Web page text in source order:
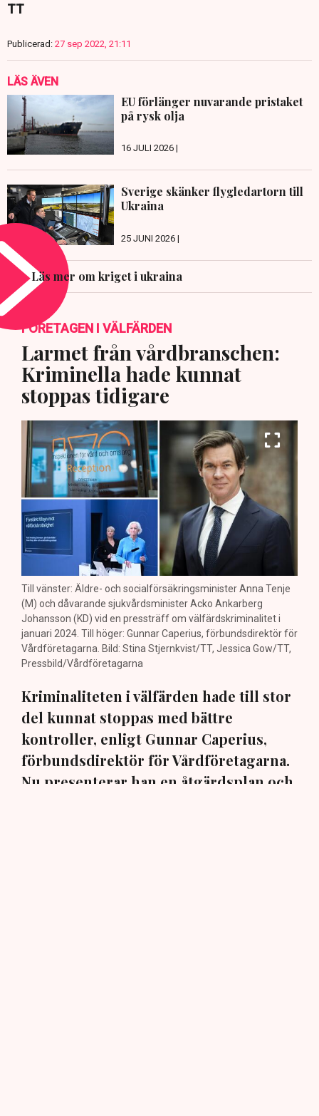
TT
Publicerad: 27 sep 2022, 21:11
LÄS ÄVEN
EU förlänger nuvarande pristaket
på rysk olja
16 JULI 2026 |
Sverige skänker flygledartorn till
Ukraina
25 JUNI 2026 |
Läs mer om kriget i ukraina
FÖRETAGEN I VÄLFÄRDEN
Larmet från vårdbranschen:
Kriminella hade kunnat
stoppas tidigare
Till vänster: Äldre- och socialförsäkringsminister Anna Tenje
(M) och dåvarande sjukvårdsminister Acko Ankarberg
Johansson (KD) vid en pressträff om välfärdskriminalitet i
januari 2024. Till höger: Gunnar Caperius, förbundsdirektör för
Vårdföretagarna. Bild: Stina Stjernkvist/TT, Jessica Gow/TT,
Pressbild/Vårdföretagarna
Kriminaliteten i välfärden hade till stor
del kunnat stoppas med bättre
kontroller, enligt Gunnar Caperius,
förbundsdirektör för Vårdföretagarna.
Nu presenterar han en åtgärdsplan och